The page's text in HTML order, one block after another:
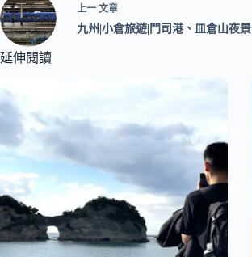
上一 文章
九州|小倉旅遊|門司港、皿倉山夜景
延伸閱讀